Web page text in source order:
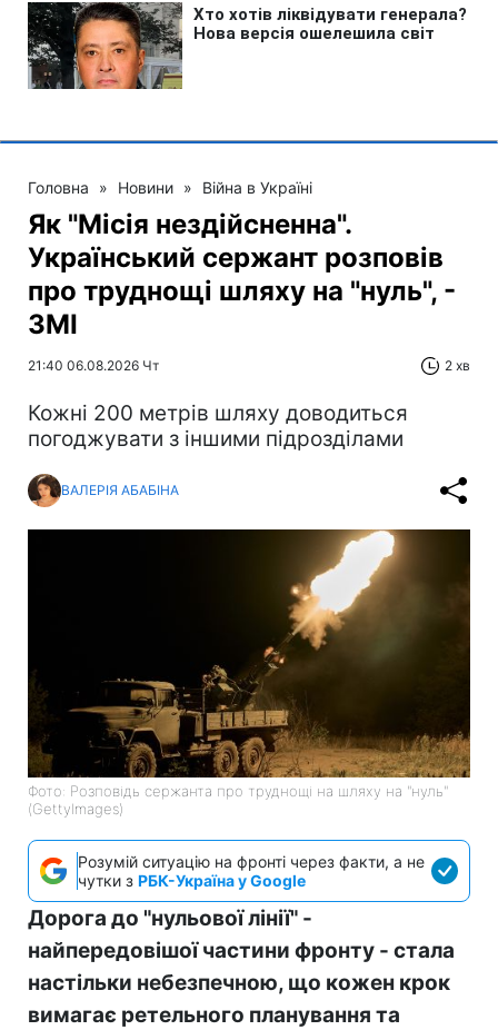
Головна » Новини » Війна в Україні
Як "Місія нездійсненна".
Український сержант розповів
про труднощі шляху на "нуль", -
ЗМІ
21:40 06.08.2026 Чт 2 хв
Кожні 200 метрів шляху доводиться
погоджувати з іншими підрозділами
ВАЛЕРІЯ АБАБІНА
Фото: Розповідь сержанта про труднощі на шляху на "нуль"
(GettyImages)
Розумій ситуацію на фронті через факти, а не
чутки з РБК-Україна у Google
Дорога до "нульової лінії" -
найпередовішої частини фронту - стала
настільки небезпечною, що кожен крок
вимагає ретельного планування та